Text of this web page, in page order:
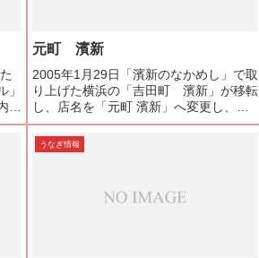
」
元町 濱新
2005年1月29日「濱新のなかめし」で取
り上げた横浜の「吉田町 濱新」が移転
し、店名を「元町 濱新」へ変更し、新
たな一歩を踏み出したそうです。「元
町 濱新」ホームページより引用店舗の
老朽化に加え東日本大震災により店舗の
うなぎ情報